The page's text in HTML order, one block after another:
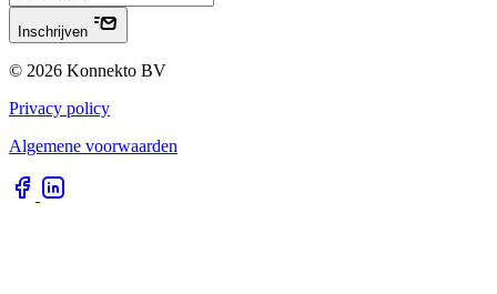
Inschrijven
© 2026 Konnekto BV
Privacy policy
Algemene voorwaarden